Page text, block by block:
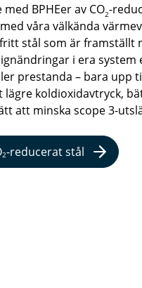
BPHEer av CO2-
våra välkända
stål som är framställt
i era
prestanda – bara upp
lägre koldioxidavtryck,
att minska scope 3-
2-reducerat stål